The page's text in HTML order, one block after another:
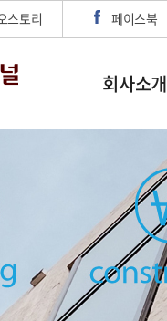
스토리 페이스북
회사소개